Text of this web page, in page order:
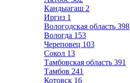
Кандыагаш 2
Иргиз 1
Вологодская область 398
Вологда 153
Череповец 103
Сокол 13
Тамбовская область 391
Тамбов 241
Котовск 16